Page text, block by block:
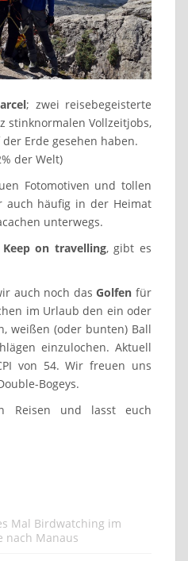
; zwei reisebegeisterte
stinknormalen Vollzeitjobs,
Erde gesehen haben.
der Welt)
Fotomotiven und tollen
auch häufig in der Heimat
unterwegs.
Keep on travelling, gibt es
auch noch dasGolfen für
im Urlaub den ein oder
weißen (oder bunten) Ball
einzulochen. Aktuell
von 54. Wir freuen uns
Bogeys.
Reisen und lasst euch
Mal Birdwatching im
nach Manaus